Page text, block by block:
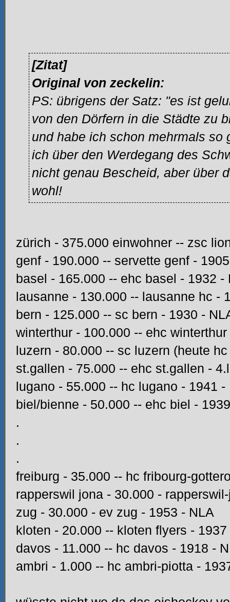
[Zitat]
Original von zeckelin:
PS: übrigens der Satz: "es ist
von den Dörfern in die Städte zu
und habe ich schon mehrmals so
ich über den Werdegang des
nicht genau Bescheid, aber über
wohl!
zürich - 375.000 einwohner -- zsc
genf - 190.000 -- servette genf -
basel - 165.000 -- ehc basel - 1932 -
lausanne - 130.000 -- lausanne hc -
bern - 125.000 -- sc bern - 1930 -
winterthur - 100.000 -- ehc
luzern - 80.000 -- sc luzern (heute
st.gallen - 75.000 -- ehc st.gallen -
lugano - 55.000 -- hc lugano - 1941 -
biel/bienne - 50.000 -- ehc biel -
.
.
.
freiburg - 35.000 -- hc fribourg-
rapperswil jona - 30.000 -
zug - 30.000 - ev zug - 1953 - NLA
kloten - 20.000 -- kloten flyers -
davos - 11.000 -- hc davos - 1918 -
ambri - 1.000 -- hc ambri-piotta -